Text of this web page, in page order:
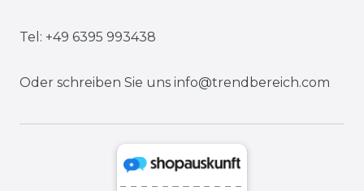
Tel: +49 6395 993438
Oder schreiben Sie uns info@trendbereich.com